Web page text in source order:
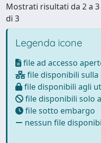
Mostrati risultati da 2 a 3
di 3
Legenda icone
file ad accesso
file disponibili
file disponibili agli
file disponibili solo
file sotto embargo
nessun file